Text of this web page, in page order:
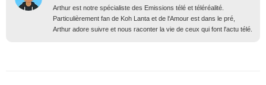
Arthur est notre spécialiste des Emissions télé et téléréalité.
Particulièrement fan de Koh Lanta et de l'Amour est dans le pré,
Arthur adore suivre et nous raconter la vie de ceux qui font l'actu télé.